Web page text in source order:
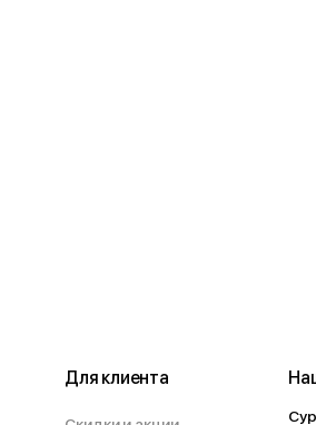
Для клиента